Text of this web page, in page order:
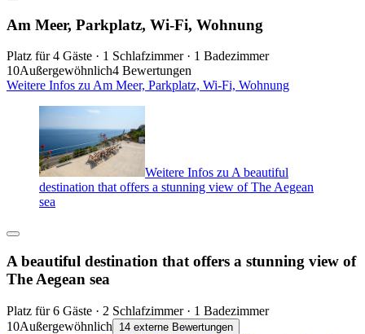
Am Meer, Parkplatz, Wi-Fi, Wohnung
Platz für 4 Gäste · 1 Schlafzimmer · 1 Badezimmer
10Außergewöhnlich4 Bewertungen
Weitere Infos zu Am Meer, Parkplatz, Wi-Fi, Wohnung
Weitere Infos zu A beautiful
destination that offers a stunning view of The Aegean
sea
A beautiful destination that offers a stunning view of
The Aegean sea
Platz für 6 Gäste · 2 Schlafzimmer · 1 Badezimmer
10Außergewöhnlich 14 externe Bewertungen